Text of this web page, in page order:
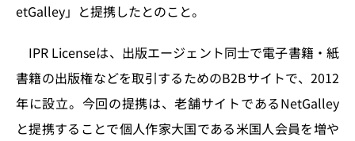
etGalley」と提携したとのこと。
IPR Licenseは、出版エージェント同士で電子書籍・紙
書籍の出版権などを取引するためのB2Bサイトで、2012
年に設立。今回の提携は、老舗サイトであるNetGalley
と提携することで個人作家大国である米国人会員を増や